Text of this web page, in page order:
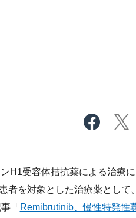
H1受容体拮抗薬による治療に
者を対象とした治療薬として
「 Remibrutinib、慢性特発性